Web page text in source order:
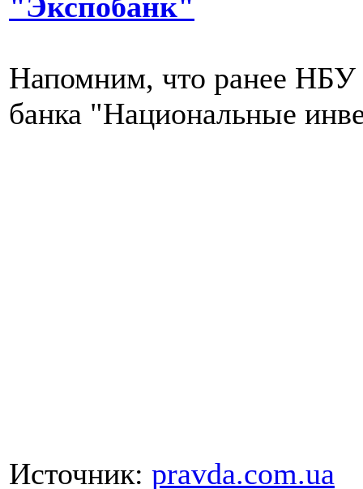
Напомним, что ранее НБУ
банка "Национальные
Источник: pravda.com.ua